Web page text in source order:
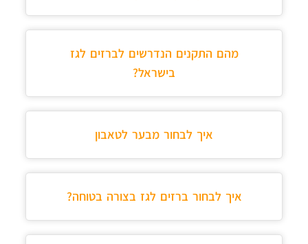
מהם התקנים הנדרשים לברזים לגז
בישראל?
איך לבחור מבער לטאבון
איך לבחור ברזים לגז בצורה בטוחה?